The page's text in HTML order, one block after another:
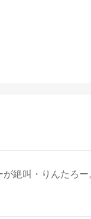
絶叫・りんたろ